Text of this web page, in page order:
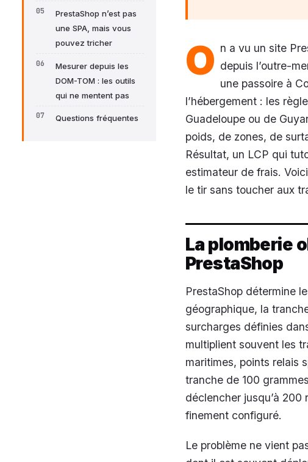
PrestaShop n’est pas
une SPA, mais vous
pouvez tricher
Mesurer depuis les
DOM-TOM : les outils
qui ne mentent pas
Questions fréquentes
O n a vu un site
depuis l’outre-
une passoire à
l’hébergement : les
Guadeloupe ou de
poids, de zones, de
Résultat, un LCP qui
estimateur de frais.
le tir sans toucher aux
La plomberie
PrestaShop
PrestaShop détermine
géographique, la
surcharges définies
multiplient souvent les
maritimes, points relais
tranche de 100
déclencher jusqu’à 200
finement configuré.
Le problème ne vient